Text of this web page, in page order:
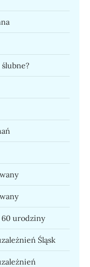
60 urodziny
Śląsk